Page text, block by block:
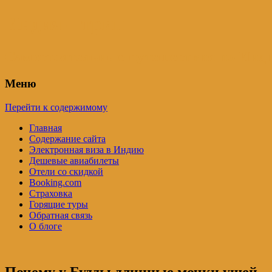
Меню
Перейти к содержимому
Главная
Содержание сайта
Электронная виза в Индию
Дешевые авиабилеты
Отели со скидкой
Booking.com
Страховка
Горящие туры
Обратная связь
О блоге